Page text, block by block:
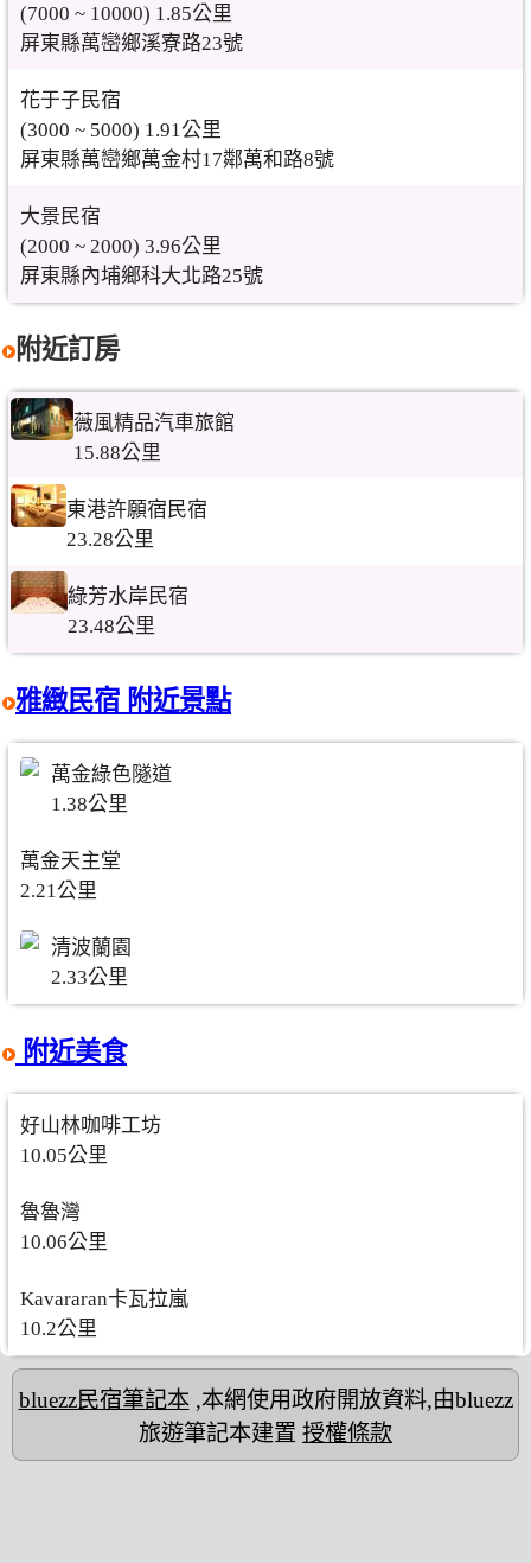
(7000 ~ 10000) 1.85公里
屏東縣萬巒鄉溪寮路23號
花于子民宿
(3000 ~ 5000) 1.91公里
屏東縣萬巒鄉萬金村17鄰萬和路8號
大景民宿
(2000 ~ 2000) 3.96公里
屏東縣內埔鄉科大北路25號
附近訂房
薇風精品汽車旅館
15.88公里
東港許願宿民宿
23.28公里
綠芳水岸民宿
23.48公里
雅緻民宿 附近景點
萬金綠色隧道
1.38公里
萬金天主堂
2.21公里
清波蘭園
2.33公里
附近美食
好山林咖啡工坊
10.05公里
魯魯灣
10.06公里
Kavararan卡瓦拉嵐
10.2公里
bluezz民宿筆記本,本網使用政府開放資料,由bluezz
旅遊筆記本建置 授權條款